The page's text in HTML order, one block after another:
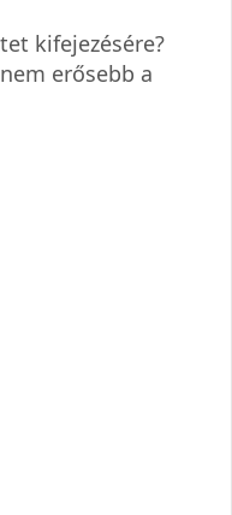
kifejezésére?
erősebb a